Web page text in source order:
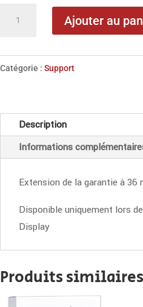
CarePlan
Display
Ajouter au
Catégorie : Support
Description
Informations
Extension de la garantie à 36
Disponible uniquement lors
Display
Produits similaires